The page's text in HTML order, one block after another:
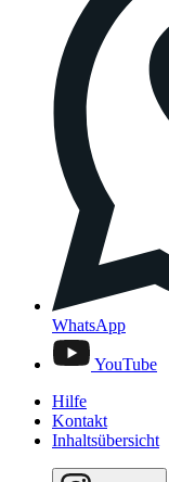
WhatsApp
YouTube
Hilfe
Kontakt
Inhaltsübersicht